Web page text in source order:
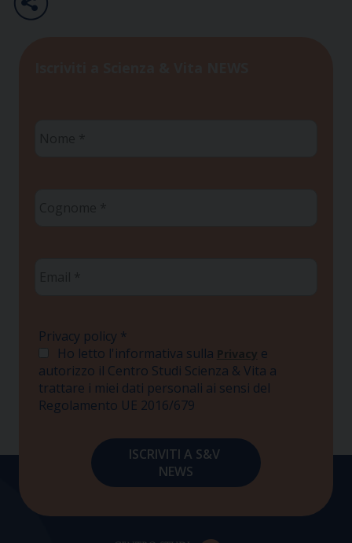
Privacy policy *
Ho letto l'informativa sulla Privacy e
autorizzo il Centro Studi Scienza & Vita a
trattare i miei dati personali ai sensi del
Regolamento UE 2016/679